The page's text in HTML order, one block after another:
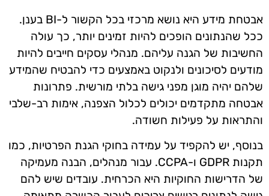
אבטחת מידע היא נושא מרכזי בכל הקשור ל-BI בענן.
ככל שהנתונים הופכים להיות זמינים יותר, כך עולה
החשיבות של הגנה עליהם. מנהלי עסקים חייבים להיות
מודעים לסיכונים ולנקוט באמצעים כדי להבטיח שהמידע
שלהם יהיה מוגן מפני גישה בלתי מורשית. פתרונות
אבטחה מתקדמים יכולים לכלול הצפנה, אימות רב-שלבי
והתראות על פעילות חשודה.
בנוסף, יש להקפיד על עמידה בחוקי הגנת הפרטיות, כמו
תקנות GDPR ו-CCPA. עבור מנהלים, הבנה מעמיקה
של הדרישות החוקיות היא הכרחית. עובדים שיש להם